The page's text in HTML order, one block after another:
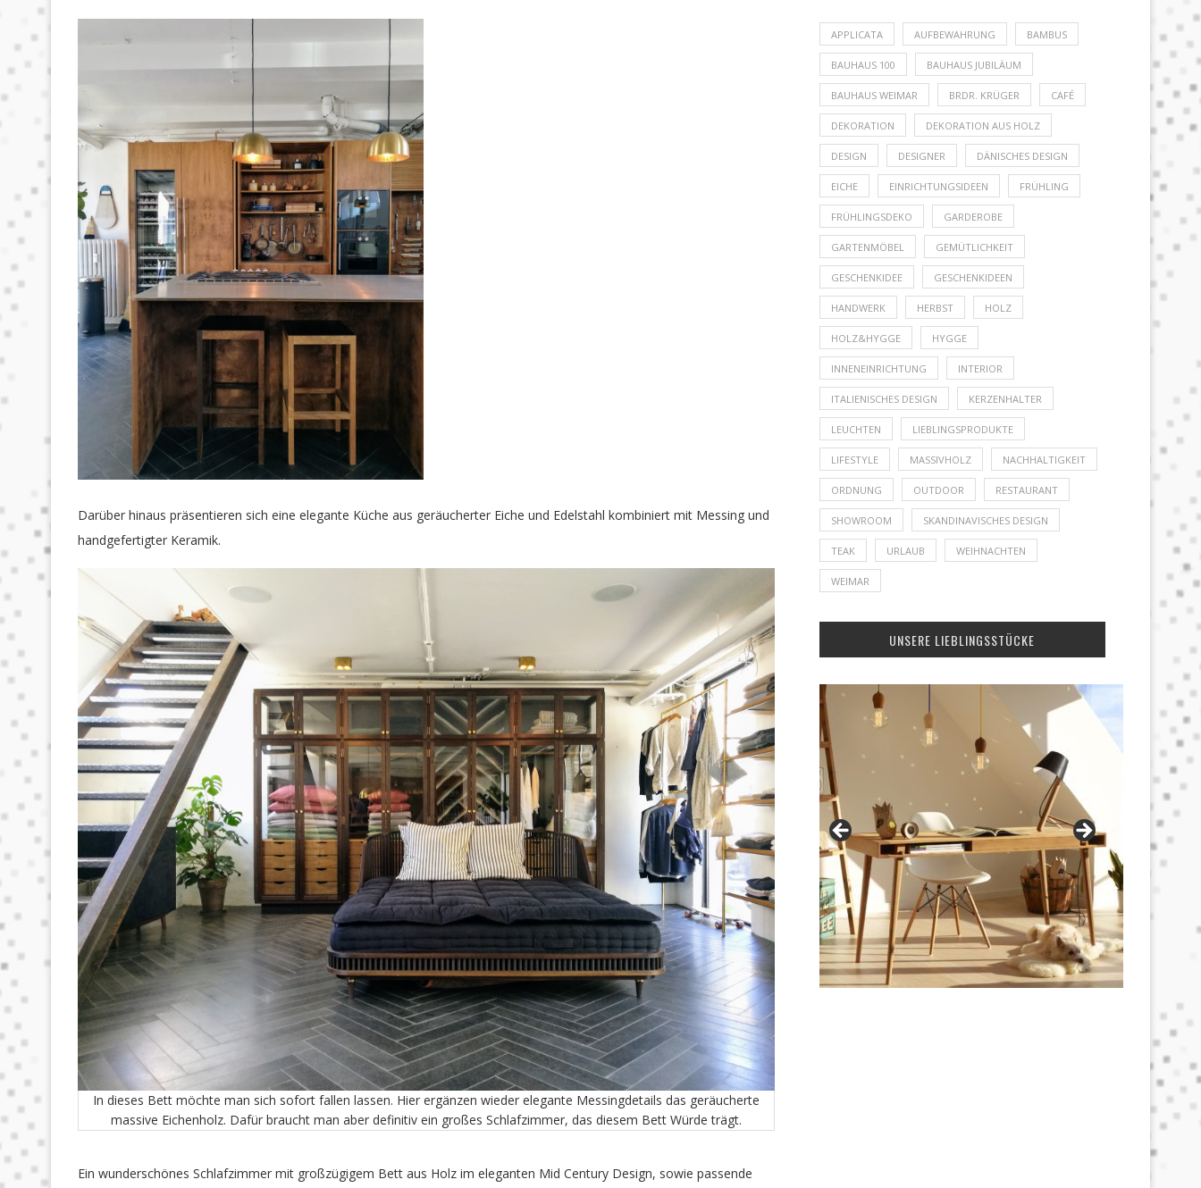
Darüber hinaus präsentieren sich eine elegante Küche aus geräucherter Eiche und Edelstahl kombiniert mit Messing und
handgefertigter Keramik.
In dieses Bett möchte man sich sofort fallen lassen. Hier ergänzen wieder elegante Messingdetails das geräucherte
massive Eichenholz. Dafür braucht man aber definitiv ein großes Schlafzimmer, das diesem Bett Würde trägt.
Ein wunderschönes Schlafzimmer mit großzügigem Bett aus Holz im eleganten Mid Century Design, sowie passende
APPLICATA AUFBEWAHRUNG BAMBUS
BAUHAUS 100 BAUHAUS JUBILÄUM
BAUHAUS WEIMAR BRDR. KRÜGER CAFÉ
DEKORATION DEKORATION AUS HOLZ
DESIGN DESIGNER DÄNISCHES DESIGN
EICHE EINRICHTUNGSIDEEN FRÜHLING
FRÜHLINGSDEKO GARDEROBE
GARTENMÖBEL GEMÜTLICHKEIT
GESCHENKIDEE GESCHENKIDEEN
HANDWERK HERBST HOLZ
HOLZ&HYGGE HYGGE
INNENEINRICHTUNG INTERIOR
ITALIENISCHES DESIGN KERZENHALTER
LEUCHTEN LIEBLINGSPRODUKTE
LIFESTYLE MASSIVHOLZ NACHHALTIGKEIT
ORDNUNG OUTDOOR RESTAURANT
SHOWROOM SKANDINAVISCHES DESIGN
TEAK URLAUB WEIHNACHTEN
WEIMAR
UNSERE LIEBLINGSSTÜCKE